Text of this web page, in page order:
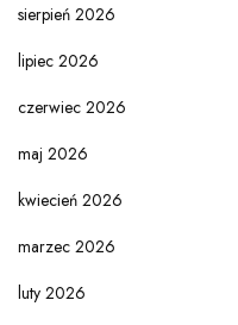
sierpień 2026
lipiec 2026
czerwiec 2026
maj 2026
kwiecień 2026
marzec 2026
luty 2026